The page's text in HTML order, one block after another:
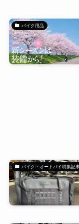
バイク用品
バイク・オートバイ特集記